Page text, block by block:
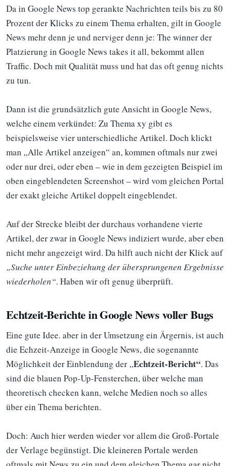
Da in Google News top gerankte Nachrichten teils bis zu 80
Prozent der Klicks zu einem Thema erhalten, gilt in Google
News mehr denn je und nerviger denn je: The winner der
Platzierung in Google News takes it all, bekommt allen
Traffic. Doch mit Qualität muss und hat das oft genug nichts
zu tun.
Dann ist die grundsätzlich gute Ansicht in Google News,
welche einem verkündet: Zu Thema xy gibt es
beispielsweise vier unterschiedliche Artikel. Doch klickt
man „Alle Artikel anzeigen“ an, kommen oftmals nur zwei
oder nur drei, oder eben – wie in dem gezeigten Beispiel im
oben eingeblendeten Screenshot – wird vom gleichen Portal
der exakt gleiche Artikel doppelt eingeblendet.
Auf der Strecke bleibt der durchaus vorhandene vierte
Artikel, der zwar in Google News indiziert wurde, aber eben
nicht mehr angezeigt wird. Da hilft auch nicht der Klick auf
„Suche unter Einbeziehung der übersprungenen Ergebnisse
wiederholen“. Haben wir oft genug überprüft.
Echtzeit-Berichte in Google News voller Bugs
Eine gute Idee. aber in der Umsetzung ein Ärgernis, ist auch
die Echzeit-Anzeige in Google News, die sogenannte
Möglichkeit der Einblendung der „Echtzeit-Bericht“. Das
sind die blauen Pop-Up-Fensterchen, über welche man
theoretisch checken kann, welche Medien noch so alles
über ein Thema berichten.
Doch: Auch hier werden wieder vor allem die Groß-Portale
der Verlage begünstigt. Die kleineren Portale werden